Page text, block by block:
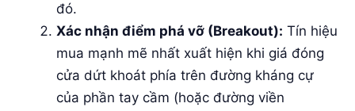
đó.
Xác nhận điểm phá vỡ (Breakout): Tín hiệu
mua mạnh mẽ nhất xuất hiện khi giá đóng
cửa dứt khoát phía trên đường kháng cự
của phần tay cầm (hoặc đường viền